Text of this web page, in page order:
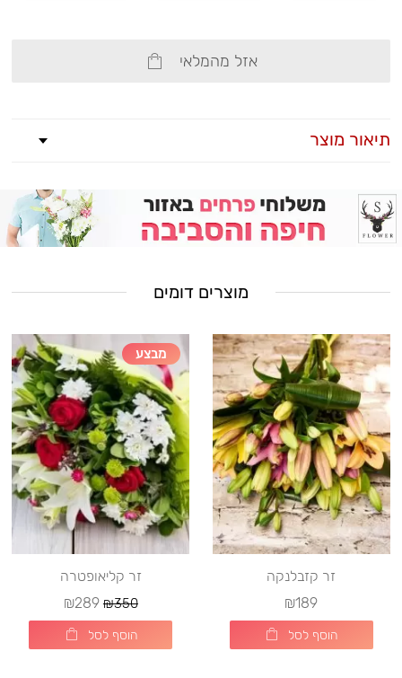
אזל מהמלאי
תיאור מוצר
מוצרים דומים
זר קזבלנקה
₪189
הוסף לסל
מבצע
זר קליאופטרה
₪350
₪289
הוסף לסל